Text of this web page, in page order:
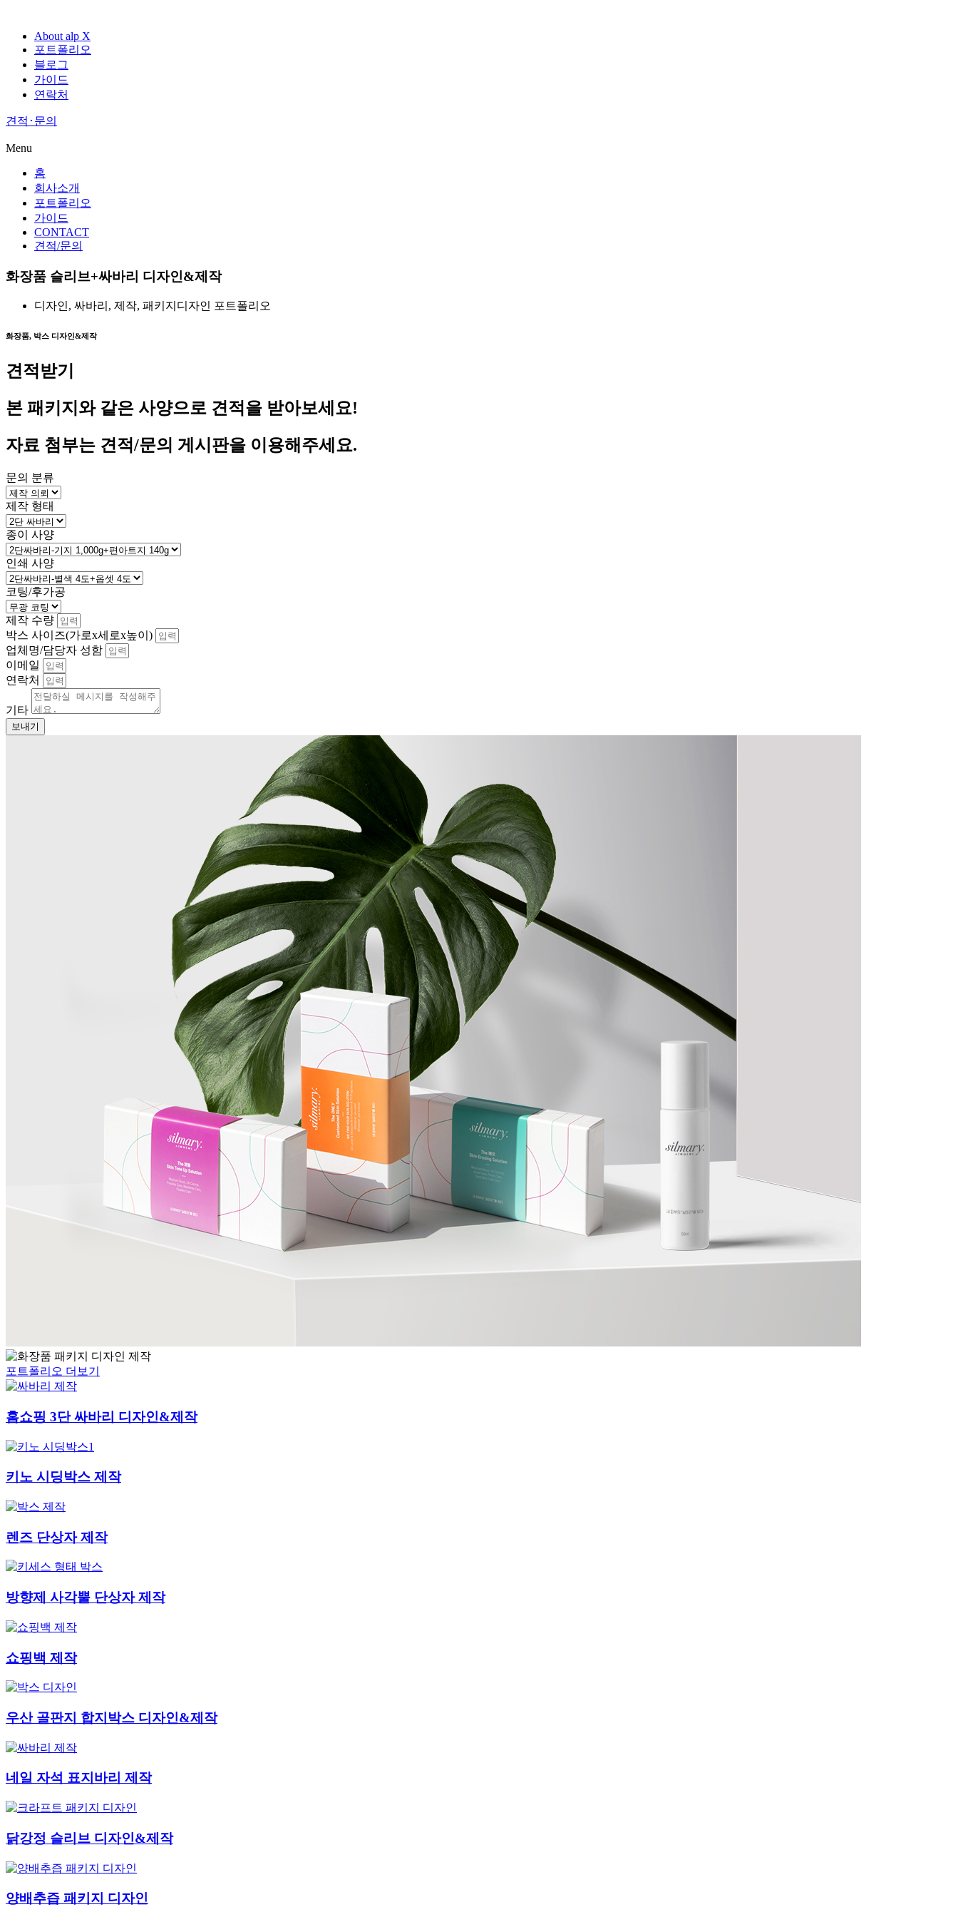
contentAbout alp X
포트폴리오
블로그
가이드
연락처
견적･문의
Menu
홈
회사소개
포트폴리오
가이드
CONTACT
견적/문의
화장품 슬리브+싸바리 디자인&제작
디자인, 싸바리 , 제작, 패키지디자인 포트폴리오
화장품, 박스 디자인&제작
견적받기
본 패키지와 같은 사양으로 견적을 받아보세요!
자료 첨부는 견적/문의 게시판을 이용해주세요.
문의 분류
제작 형태
종이 사양
인쇄 사양
코팅/후가공
제작 수량
박스 사이즈(가로x세로x높이)
업체명/담당자 성함
이메일
연락처
기타
보내기
포트폴리오 더보기
홈쇼핑 3단 싸바리 디자인&제작
키노 시딩박스 제작
렌즈 단상자 제작
방향제 사각뿔 단상자 제작
쇼핑백 제작
우산 골판지 합지박스 디자인&제작
네일 자석 표지바리 제작
닭강정 슬리브 디자인&제작
양배추즙 패키지 디자인